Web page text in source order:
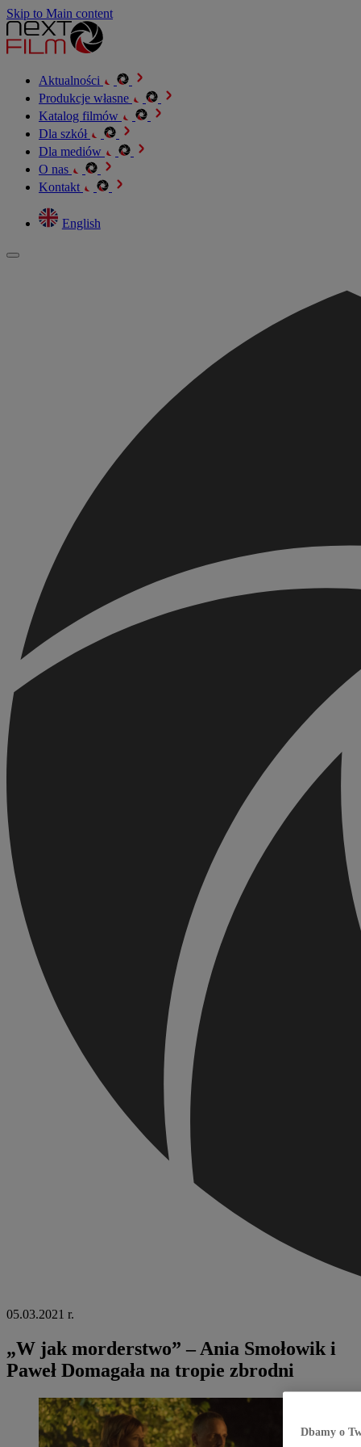
Skip to Main content
Aktualności
Produkcje własne
Katalog filmów
Dla szkół
Dla mediów
O nas
Kontakt
English
05.03.2021 r.
„W jak morderstwo” – Ania Smołowik i
Paweł Domagała na tropie zbrodni
Dbamy o